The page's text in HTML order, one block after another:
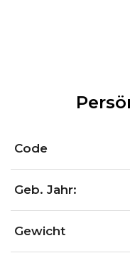
Code
Geb. Jahr:
Gewicht